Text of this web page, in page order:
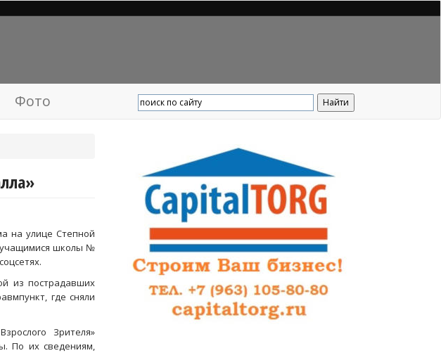
Фото
на улице Степной
школы №
из пострадавших
где сняли
Зрителя»
По их сведениям,